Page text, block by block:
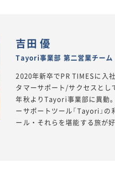
吉田 優
Tayori事業部 第二営業チーム
2020年新卒でPR TIMESに入
タマーサポート/サクセスとし
年秋よりTayori事業部に異動
ーサポートツール「Tayori」
ール・それらを堪能する旅が好